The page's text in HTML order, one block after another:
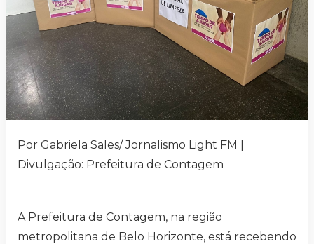
Por Gabriela Sales/ Jornalismo Light FM |
Divulgação: Prefeitura de Contagem
A Prefeitura de Contagem, na região
metropolitana de Belo Horizonte, está recebendo